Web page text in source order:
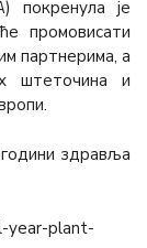
) покренула је
промовисати
партнерима, а
штеточина и
здравља
year-plant-